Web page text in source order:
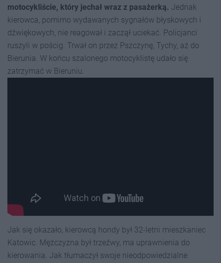
motocykliście, który jechał wraz z pasażerką. Jednak
kierowca, pomimo wydawanych sygnałów błyskowych i
dźwiękowych, nie reagował i zaczął uciekać. Policjanci
ruszyli w pościg. Trwał on przez Pszczynę, Tychy, aż do
Bierunia. W końcu szalonego motocyklistę udało się
zatrzymać w Bieruniu.
Jak się okazało, kierowcą hondy był 32-letni mieszkaniec
Katowic. Mężczyzna był trzeźwy, ma uprawnienia do
kierowania. Jak tłumaczył swoje nieodpowiedzialne